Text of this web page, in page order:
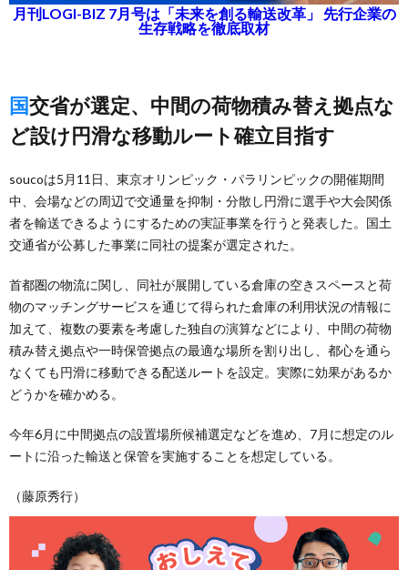
月刊LOGI-BIZ 7月号は「未来を創る輸送改革」 先行企業の
生存戦略を徹底取材
国交省が選定、中間の荷物積み替え拠点な
ど設け円滑な移動ルート確立目指す
soucoは5月11日、東京オリンピック・パラリンピックの開催期間
中、会場などの周辺で交通量を抑制・分散し円滑に選手や大会関係
者を輸送できるようにするための実証事業を行うと発表した。国土
交通省が公募した事業に同社の提案が選定された。
首都圏の物流に関し、同社が展開している倉庫の空きスペースと荷
物のマッチングサービスを通じて得られた倉庫の利用状況の情報に
加えて、複数の要素を考慮した独自の演算などにより、中間の荷物
積み替え拠点や一時保管拠点の最適な場所を割り出し、都心を通ら
なくても円滑に移動できる配送ルートを設定。実際に効果があるか
どうかを確かめる。
今年6月に中間拠点の設置場所候補選定などを進め、7月に想定のル
ートに沿った輸送と保管を実施することを想定している。
（藤原秀行）